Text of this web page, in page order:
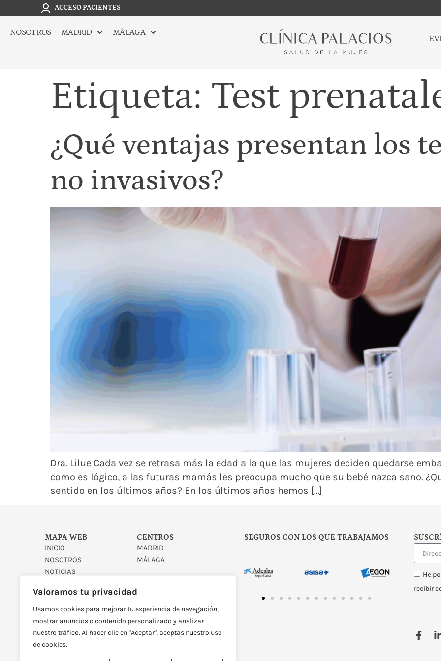
Valoramos tu privacidad
Usamos cookies para mejorar tu experiencia de navegación,
mostrar anuncios o contenido personalizado y analizar
nuestro tráfico. Al hacer clic en "Aceptar", aceptas nuestro uso
de cookies.
ACCESO PACIENTES
NOSOTROS MADRID MÁLAGA
Etiqueta: Test
¿Qué ventajas presentan los
no invasivos?
Dra. Lilue Cada vez se retrasa más la edad a la que las mujeres deciden quedarse
como es lógico, a las futuras mamás les preocupa mucho que su bebé nazca sano.
sentido en los últimos años? En los últimos años hemos […]
MAPA WEB
INICIO
NOSOTROS
NOTICIAS
CENTROS
MADRID
MÁLAGA
SEGUROS CON LOS QUE TRABAJAMOS
He
recibir